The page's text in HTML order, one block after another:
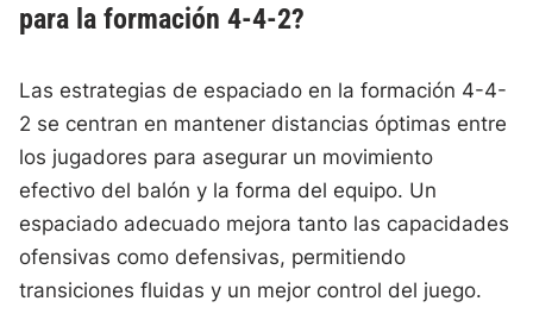
para la formación 4-4-2?
Las estrategias de espaciado en la formación 4-4-
2 se centran en mantener distancias óptimas entre
los jugadores para asegurar un movimiento
efectivo del balón y la forma del equipo. Un
espaciado adecuado mejora tanto las capacidades
ofensivas como defensivas, permitiendo
transiciones fluidas y un mejor control del juego.